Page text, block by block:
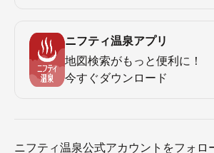
ニフティ温泉アプリ
地図検索がもっと便利に！
今すぐダウンロード
ニフティ温泉公式アカウントをフォロ